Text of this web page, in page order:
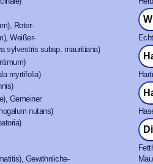
Roter-
Weißer-
sylvestris subsp. mauritiana)
myrtifolia)
Gemeiner
nutans)
Gewöhnliche-